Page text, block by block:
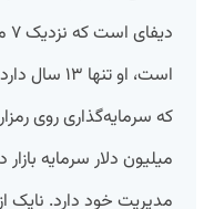
است، او
میلیون دلار سرمایه